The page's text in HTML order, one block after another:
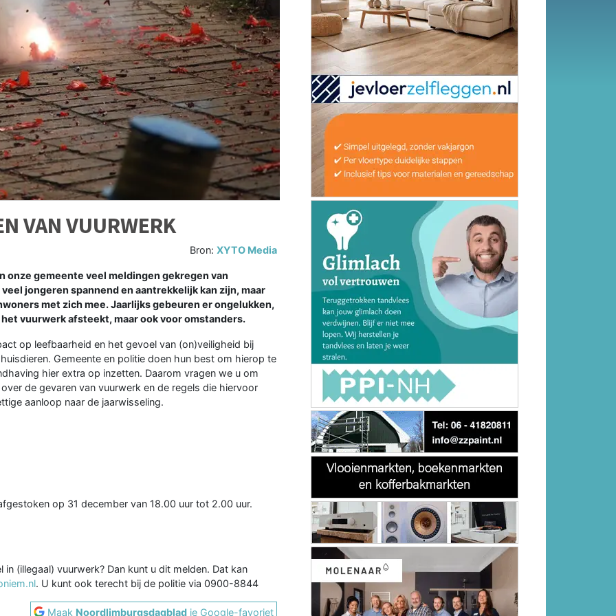
VAN VUURWERK
Bron:XYTO Media
onze gemeente veel meldingen gekregen van
jongeren spannend en aantrekkelijk kan zijn, maar
met zich mee. Jaarlijks gebeuren er ongelukken,
vuurwerk afsteekt, maar ook voor omstanders.
op leefbaarheid en het gevoel van (on)veiligheid bij
Gemeente en politie doen hun best om hierop te
hier extra op inzetten. Daarom vragen we u om
de gevaren van vuurwerk en de regels die hiervoor
aanloop naar de jaarwisseling.
op 31 december van 18.00 uur tot 2.00 uur.
(illegaal) vuurwerk? Dan kunt u dit melden. Dat kan
. U kunt ook terecht bij de politie via 0900-8844
Maak Noordlimburgsdagblad je Google-favoriet